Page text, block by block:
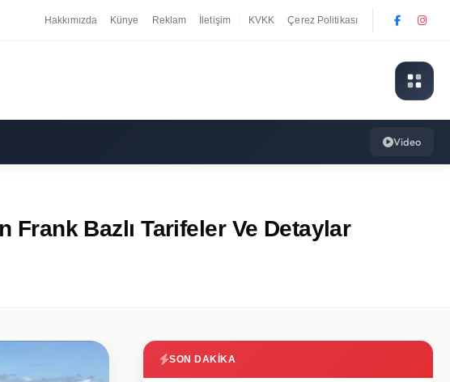
Hakkımızda Künye Reklam İletişim KVKK Çerez Politikası
Video
Frank Bazlı Tarifeler Ve Detaylar
SON DAKIKA